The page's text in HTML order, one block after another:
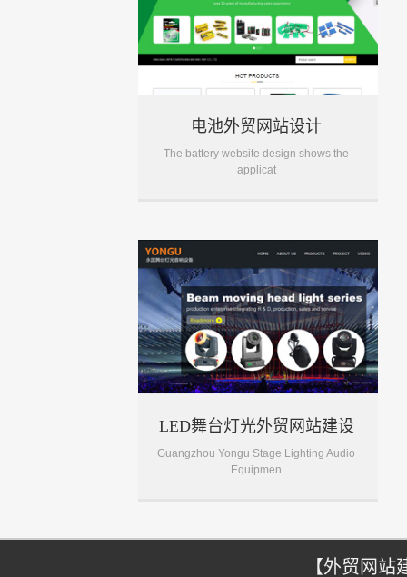
电池外贸网站设计
The battery website design shows the
applicat
LED舞台灯光外贸网站建设
Guangzhou Yongu Stage Lighting Audio
Equipmen
【外贸网